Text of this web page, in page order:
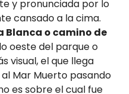
y pronunciada por lo
cansado a la cima.
Blanca o camino de
oeste del parque o
visual, el que llega
Mar Muerto pasando
es sobre el cual fue